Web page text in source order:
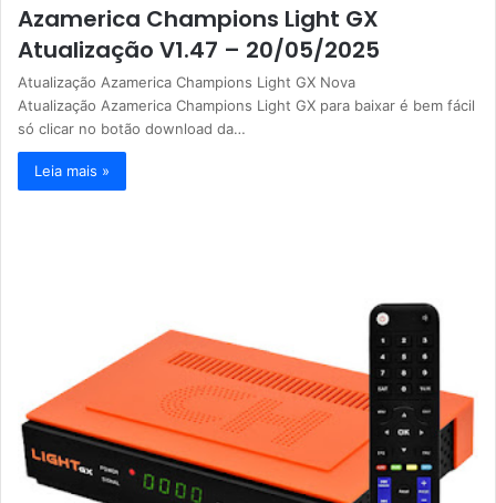
Azamerica Champions Light GX
Atualização V1.47 – 20/05/2025
Atualização Azamerica Champions Light GX Nova
Atualização Azamerica Champions Light GX para baixar é bem fácil
só clicar no botão download da…
Leia mais »